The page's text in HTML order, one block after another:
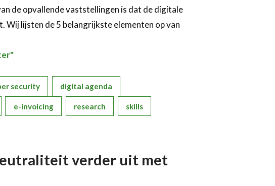
de opvallende vaststellingen is dat de digitale
Wij lijsten de 5 belangrijkste elementen op van
security digital agenda
e-invoicing research skills
verder uit met